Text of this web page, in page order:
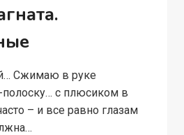
Сжимаю в руке
полоску… с плюсиком в
– и все равно глазам